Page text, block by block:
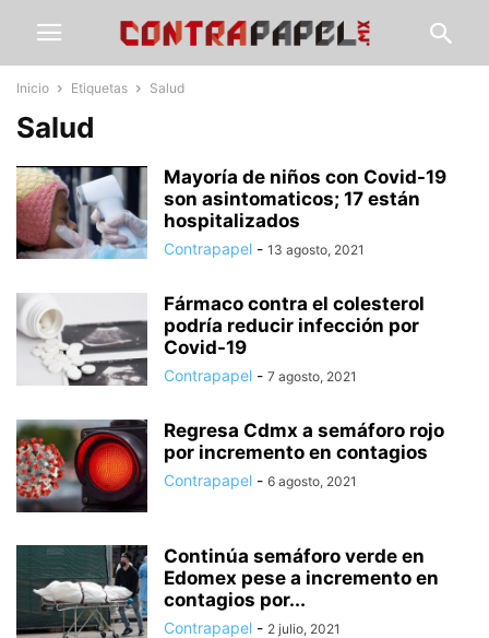
Inicio Etiquetas Salud
Salud
Mayoría de niños con Covid-19
son asintomaticos; 17 están
hospitalizados
Contrapapel - 13 agosto, 2021
Fármaco contra el colesterol
podría reducir infección por
Covid-19
Contrapapel - 7 agosto, 2021
Regresa Cdmx a semáforo rojo
por incremento en contagios
Contrapapel - 6 agosto, 2021
Continúa semáforo verde en
Edomex pese a incremento en
contagios por...
Contrapapel - 2 julio, 2021